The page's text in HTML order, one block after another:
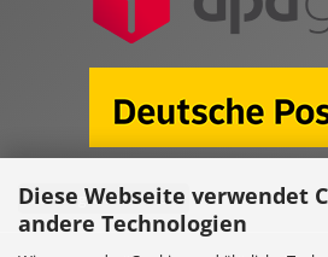
Diese Webseite verwendet
andere Technologien
Vertrag widerrufen